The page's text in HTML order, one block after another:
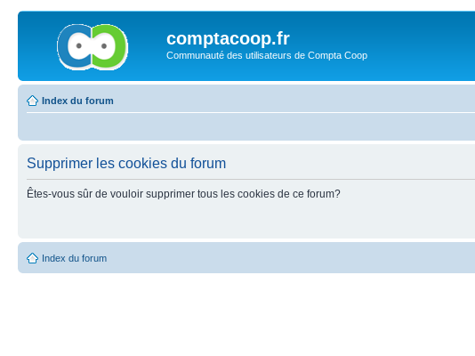
comptacoop.fr
Communauté des utilisateurs de Compta Coop
Index du forum
Supprimer les cookies du forum
Êtes-vous sûr de vouloir supprimer tous les cookies de ce forum?
Index du forum